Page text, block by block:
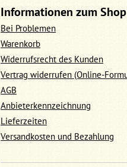
Informationen zum
Bei Problemen
Warenkorb
Widerrufsrecht des Kunden
Vertrag widerrufen (Online-
AGB
Anbieterkennzeichnung
Lieferzeiten
Versandkosten und Bezahlung